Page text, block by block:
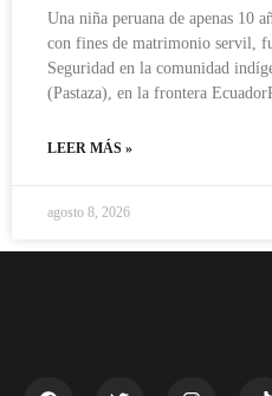
Una niña peruana de apenas 10
con fines de matrimonio servil,
Seguridad en la comunidad
(Pastaza), en la frontera
LEER MÁS »
agosto 8, 2026